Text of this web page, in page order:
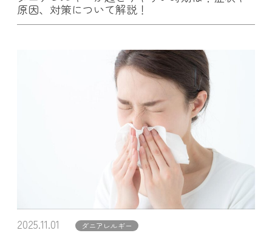
原因、対策について解説！
2025.11.01 ダニアレルギー